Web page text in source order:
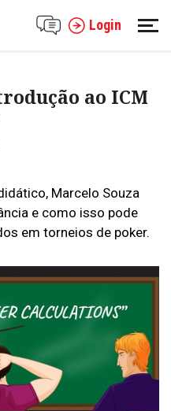
Login
ao ICM
Marcelo Souza
e como isso pode
em torneios de poker.